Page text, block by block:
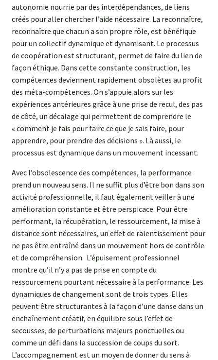
autonomie nourrie par des interdépendances, de liens
créés pour aller chercher l’aide nécessaire. La reconnaître,
reconnaître que chacun a son propre rôle, est bénéfique
pour un collectif dynamique et dynamisant. Le processus
de coopération est structurant, permet de faire du lien de
façon éthique. Dans cette constante construction, les
compétences deviennent rapidement obsolètes au profit
des méta-compétences. On s’appuie alors sur les
expériences antérieures grâce à une prise de recul, des pas
de côté, un décalage qui permettent de comprendre le
« comment je fais pour faire ce que je sais faire, pour
apprendre, pour prendre des décisions ». Là aussi, le
processus est dynamique dans un mouvement incessant.
Avec l’obsolescence des compétences, la performance
prend un nouveau sens. Il ne suffit plus d’être bon dans son
activité professionnelle, il faut également veiller à une
amélioration constante et être perspicace. Pour être
performant, la récupération, le ressourcement, la mise à
distance sont nécessaires, un effet de ralentissement pour
ne pas être entraîné dans un mouvement hors de contrôle
et de compréhension. L’épuisement professionnel
montre qu’il n’y a pas de prise en compte du
ressourcement pourtant nécessaire à la performance. Les
dynamiques de changement sont de trois types. Elles
peuvent être structurantes à la façon d’une danse dans un
enchaînement créatif, en équilibre sous l’effet de
secousses, de perturbations majeurs ponctuelles ou
comme un défi dans la succession de coups du sort.
L’accompagnement est un moyen de donner du sens à